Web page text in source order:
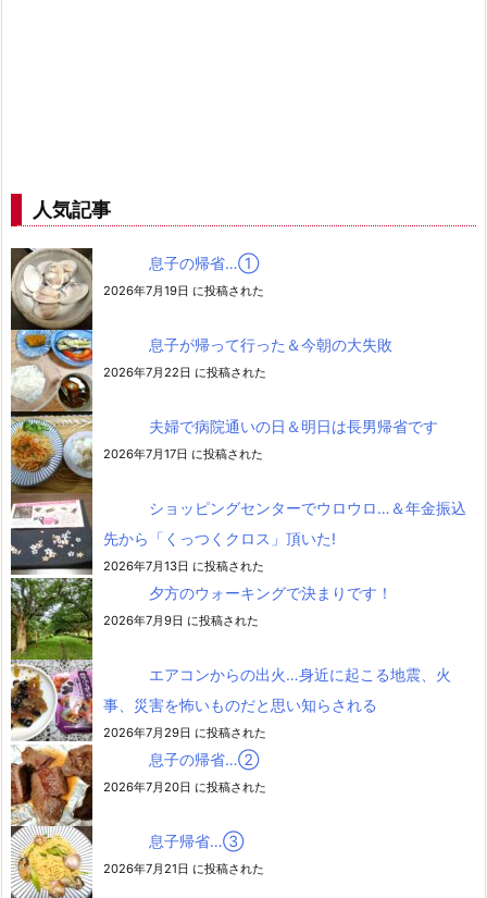
人気記事
息子の帰省…➀
2026年7月19日 に投稿された
息子が帰って行った＆今朝の大失敗
2026年7月22日 に投稿された
夫婦で病院通いの日＆明日は長男帰省です
2026年7月17日 に投稿された
ショッピングセンターでウロウロ…＆年金振込
先から「くっつくクロス」頂いた!
2026年7月13日 に投稿された
夕方のウォーキングで決まりです！
2026年7月9日 に投稿された
エアコンからの出火…身近に起こる地震、火
事、災害を怖いものだと思い知らされる
2026年7月29日 に投稿された
息子の帰省…②
2026年7月20日 に投稿された
息子帰省…③
2026年7月21日 に投稿された